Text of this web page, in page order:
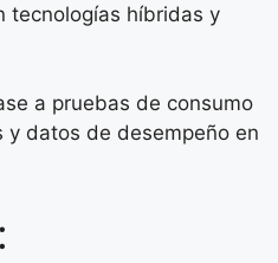
tecnologías híbridas y
a pruebas de consumo
y datos de desempeño en